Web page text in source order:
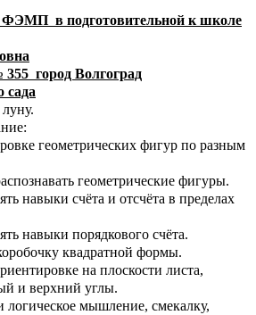
ФЭМП в подготовительной к школе
город Волгоград
сада
геометрических фигур по разным
геометрические фигуры.
навыки счёта и отсчёта в пределах
навыки порядкового счёта.
квадратной формы.
на плоскости листа,
и верхний углы.
логическое мышление, смекалку,